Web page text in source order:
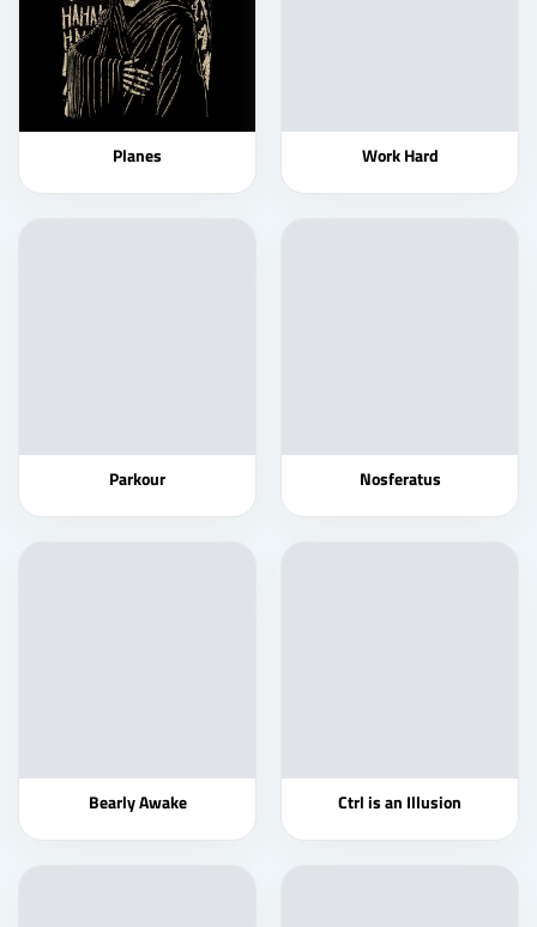
Planes Work Hard
Parkour Nosferatus
Bearly Awake Ctrl is an Illusion